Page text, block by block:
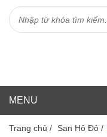
Trang chủ / San Hô Đỏ /